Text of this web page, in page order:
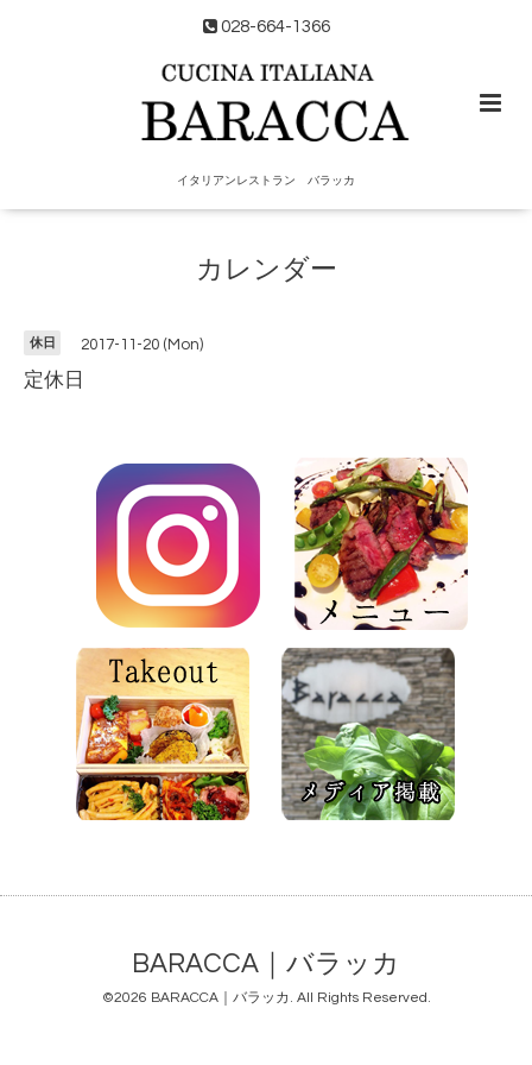
028-664-1366
イタリアンレストラン バラッカ
カレンダー
休日 2017-11-20 (Mon)
定休日
BARACCA｜バラッカ
©2026 BARACCA｜バラッカ . All Rights Reserved.